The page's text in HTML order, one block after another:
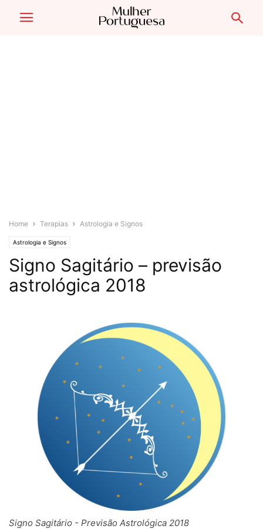
Home Terapias Astrologia e Signos
Astrologia e Signos
Signo Sagitário – previsão
astrológica 2018
Signo Sagitário - Previsão Astrológica 2018